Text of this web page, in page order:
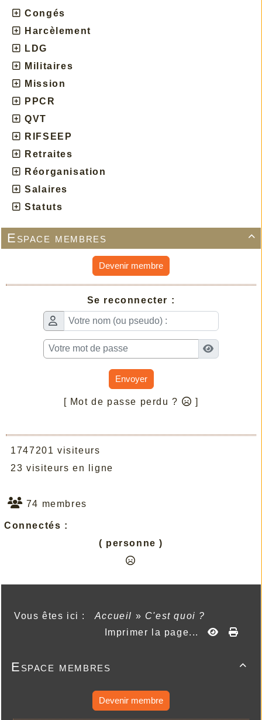
Congés
Harcèlement
LDG
Militaires
Mission
PPCR
QVT
RIFSEEP
Retraites
Réorganisation
Salaires
Statuts

Espace membres
Devenir membre
Se reconnecter :
Envoyer
[ Mot de passe perdu ? ]
1747201 visiteurs
23 visiteurs en ligne
74 membres
Connectés :
( personne )
Vous êtes ici : Accueil » C'est quoi ?
Imprimer la page...

Espace membres
Devenir membre